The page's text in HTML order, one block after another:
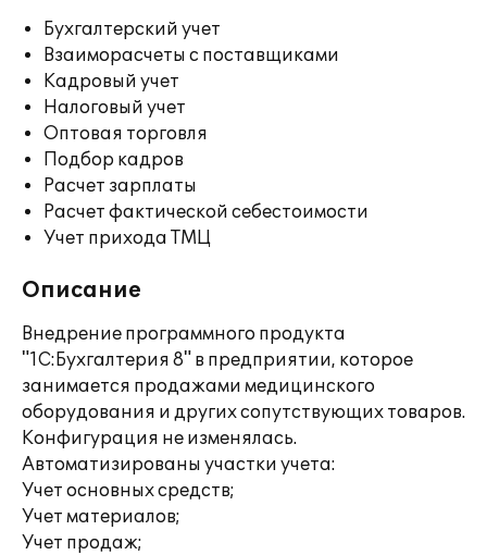
Бухгалтерский учет
Взаиморасчеты с поставщиками
Кадровый учет
Налоговый учет
Оптовая торговля
Подбор кадров
Расчет зарплаты
Расчет фактической себестоимости
Учет прихода ТМЦ
Описание
Внедрение программного продукта
"1С:Бухгалтерия 8" в предприятии, которое
занимается продажами медицинского
оборудования и других сопутствующих товаров.
Конфигурация не изменялась.
Автоматизированы участки учета:
Учет основных средств;
Учет материалов;
Учет продаж;